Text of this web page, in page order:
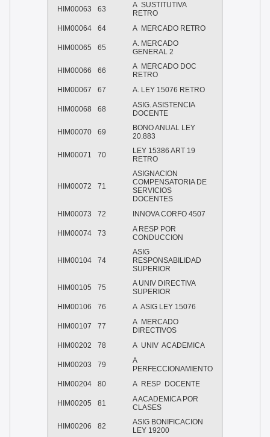
HIM00063 63
A SUSTITUTIVA
RETRO
HIM00064
64 A MERCADO RETRO
HIM00065 65
A. MERCADO
GENERAL 2
HIM00066 66
A MERCADO DOC
RETRO
HIM00067
67 A. LEY 15076 RETRO
HIM00068 68
ASIG. ASISTENCIA
DOCENTE
HIM00070 69
BONO ANUAL LEY
20.883
HIM00071 70
LEY 15386 ART 19
RETRO
HIM00072 71
ASIGNACION
COMPENSATORIA DE
SERVICIOS
DOCENTES
HIM00073
72 INNOVA CORFO 4507
HIM00074 73
A RESP POR
CONDUCCION
HIM00104 74
ASIG
RESPONSABILIDAD
SUPERIOR
HIM00105 75
A UNIV DIRECTIVA
SUPERIOR
HIM00106
76 A ASIG LEY 15076
HIM00107 77
A MERCADO
DIRECTIVOS
HIM00202
78 A UNIV ACADEMICA
HIM00203 79
A
PERFECCIONAMIENTO
HIM00204
80 A RESP DOCENTE
HIM00205 81
A ACADEMICA POR
CLASES
HIM00206 82
ASIG BONIFICACION
LEY 19200